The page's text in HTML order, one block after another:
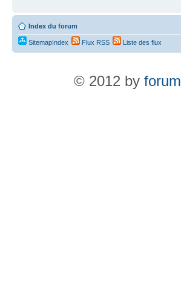
Index du forum
SitemapIndex Flux RSS Liste des flux
© 2012 by